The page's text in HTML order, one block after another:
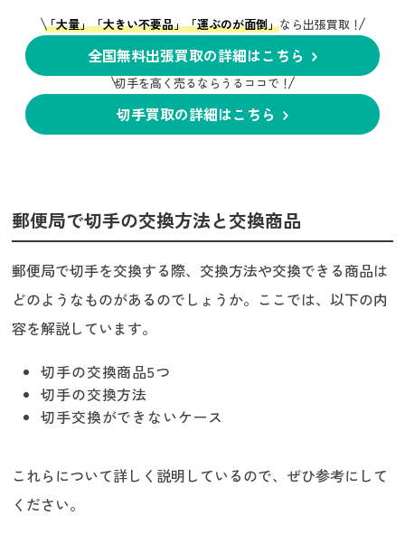
「大量」「大きい不要品」「運ぶのが面倒」なら出張買取！
全国無料出張買取の詳細はこちら
切手を高く売るならうるココで！
切手買取の詳細はこちら
郵便局で切手の交換方法と交換商品
郵便局で切手を交換する際、交換方法や交換できる商品は
どのようなものがあるのでしょうか。ここでは、以下の内
容を解説しています。
切手の交換商品5つ
切手の交換方法
切手交換ができないケース
これらについて詳しく説明しているので、ぜひ参考にして
ください。